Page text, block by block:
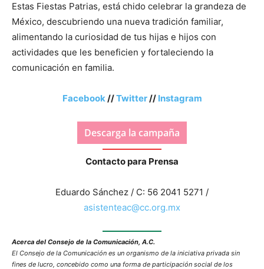
Estas Fiestas Patrias, está chido celebrar la grandeza de
México, descubriendo una nueva tradición familiar,
alimentando la curiosidad de tus hijas e hijos con
actividades que les beneficien y fortaleciendo la
comunicación en familia.
Facebook//Twitter// Instagram
Descarga la campaña
Contacto para Prensa
Eduardo Sánchez / C: 56 2041 5271 /
asistenteac@cc.org.mx
Acerca del Consejo de la Comunicación, A.C.
El Consejo de la Comunicación es un organismo de la iniciativa privada sin
fines de lucro, concebido como una forma de participación social de los